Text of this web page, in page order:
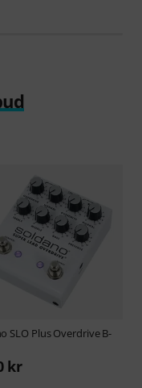
SLO Plus Overdrive B-
kr